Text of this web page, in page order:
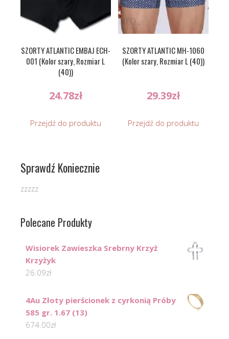
SZORTY ATLANTIC EMBAJ ECH-
001 (Kolor szary, Rozmiar L
(40))
24.78zł
Przejdź do produktu
SZORTY ATLANTIC MH-1060
(Kolor szary, Rozmiar L (40))
29.39zł
Przejdź do produktu
Sprawdź Koniecznie
zzzzz
Polecane Produkty
Wisiorek Zawieszka Srebrny Krzyż
Krzyżyk
26.09zł
4Au Złoty pierścionek z cyrkonią Próby
585 gr. 1.67 (13)
674.00zł